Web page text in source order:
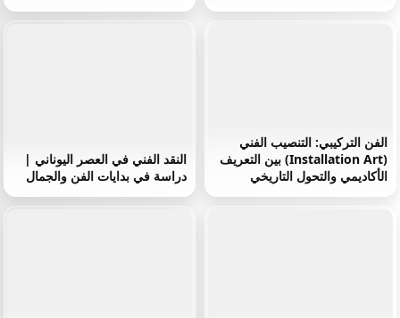
الفن التركيبي: التنصيب الفني
(Installation Art) بين التعريف
الأكاديمي والتحول التاريخي
النقد الفني في العصر اليوناني |
دراسة في بدايات الفن والجمال